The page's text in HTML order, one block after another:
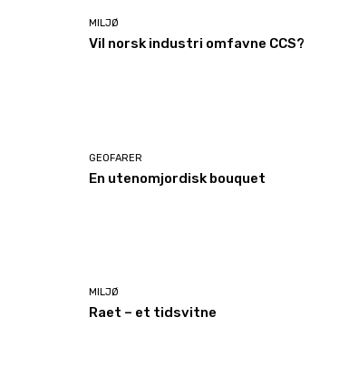
MILJØ
Vil norsk industri omfavne CCS?
GEOFARER
En utenomjordisk bouquet
MILJØ
Raet – et tidsvitne